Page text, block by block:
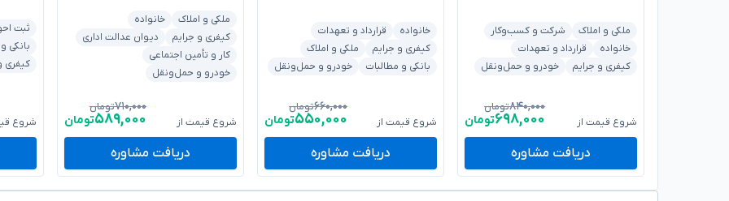
ملکی و املاک
شرکت و کسب‌وکار
خانواده
قرارداد و تعهدات
کیفری و جرایم
خودرو و حمل‌ونقل
شروع قیمت از
۸۴۰,۰۰۰تومان
۶۹۸,۰۰۰تومان
دریافت مشاوره
خانواده
قرارداد و تعهدات
کیفری و جرایم
ملکی و املاک
بانکی و مطالبات
خودرو و حمل‌ونقل
شروع قیمت از
۶۶۰,۰۰۰تومان
۵۵۰,۰۰۰تومان
دریافت مشاوره
ملکی و املاک
خانواده
کیفری و جرایم
دیوان عدالت اداری
کار و تأمین اجتماعی
خودرو و حمل‌ونقل
شروع قیمت از
۷۱۰,۰۰۰تومان
۵۸۹,۰۰۰تومان
دریافت مشاوره
ثبت
بانکی
کیفری
شروع